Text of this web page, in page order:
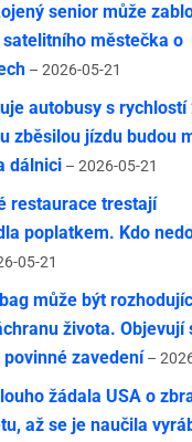
senior může
městečka o
– 2026-05-21
autobusy s rychlostí
zběsilou jízdu budou
dálnici – 2026-05-21
restaurace trestají
poplatkem. Kdo
05-21
může být
života. Objevují
zavedení –
žádala USA o
až se je naučila